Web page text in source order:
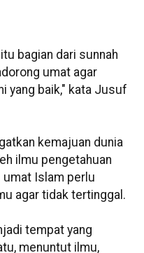
bagian dari sunnah
umat agar
yang baik," kata Jusuf
kemajuan dunia
ilmu pengetahuan
umat Islam perlu
agar tidak tertinggal.
tempat yang
menuntut ilmu,